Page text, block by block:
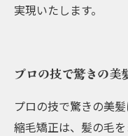
実現いたします。
プロの技で驚きの美
プロの技で驚きの美
縮毛矯正は、髪の毛